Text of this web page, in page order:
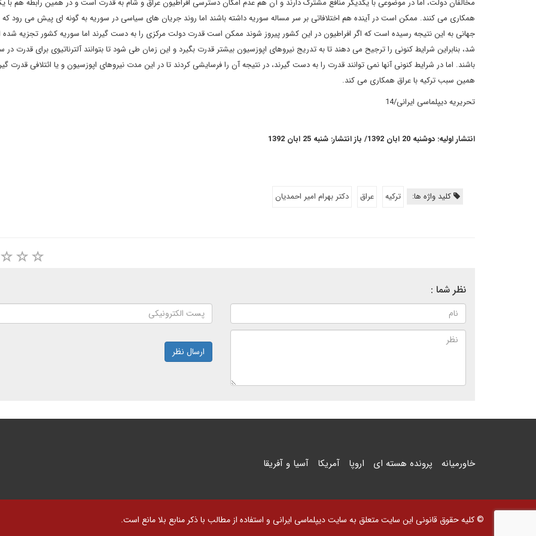
مخالفان دولت، اما در موضوعی با یکدیگر منافع مشترک دارند و آن هم عدم امکان دسترسی افراطیون عراق و شام به قدرت است و در همین رابطه هم با
همکاری می کنند. ممکن است در آینده هم اختلافاتی بر سر مساله سوریه داشته باشند اما روند جریان های سیاسی در سوریه به گونه ای پیش می رود که
جهانی به این نتیجه رسیده است که اگر افراطیون در این کشور پیروز شوند ممکن است قدرت دولت مرکزی را به دست گیرند اما سوریه کشور تجزیه
شد، بنابراین شرایط کنونی را ترجیح می دهند تا به تدریج نیروهای اپوزسیون بیشتر قدرت بگیرد و این زمان طی شود تا بتوانند آلترناتیوی برای قدرت در
باشند. اما در شرایط کنونی آنها نمی توانند قدرت را به دست گیرند، در نتیجه آن را فرسایشی کردند تا در این مدت نیروهای اپوزسیون و یا ائتلافی قدرت
همین سبب ترکیه با عراق همکاری می کند.
تحریریه دیپلماسی ایرانی/14
انتشار اولیه: دوشنبه 20 ابان 1392/ باز انتشار: شنبه 25 ابان 1392
کلید واژه ها: ترکیه عراق دکتر بهرام امیر احمدیان
نظر شما :
ارسال نظر
خاورمیانه پرونده هسته ای اروپا آمریکا آسیا و آفریقا
© کلیه حقوق قانونی این سایت متعلق به سایت دیپلماسی ایرانی و استفاده از مطالب با ذکر منابع بلا مانع است.